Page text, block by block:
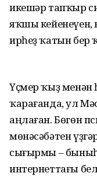
икешәр тапҡыр
яҡшы кейенеүен,
ирһеҙ ҡатын бер
Үҫмер ҡыҙ менән
ҡарағанда, ул
аңлаған. Бөгөн
мөнәсәбәтен
сығырмы –
интернеттағы